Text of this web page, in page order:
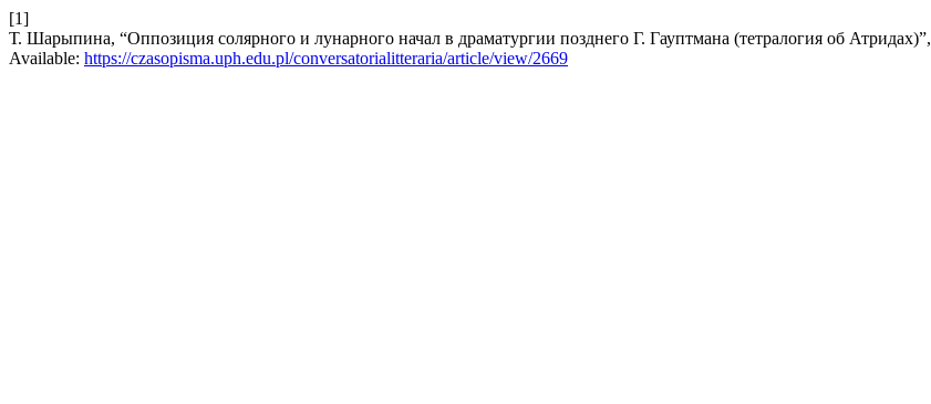
[1]
Т. Шарыпина, “Оппозиция солярного и лунарного начал в драматургии позднего Г. Гауптмана (тетралогия об Атридах)”,
Available: https://czasopisma.uph.edu.pl/conversatorialitteraria/article/view/2669